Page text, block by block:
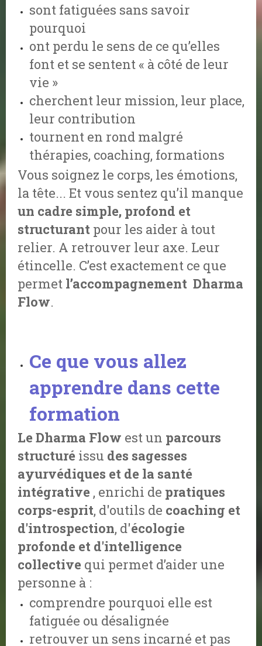
sont fatiguées sans savoir
pourquoi
ont perdu le sens de ce qu’elles
font et se sentent « à côté de leur
vie »
cherchent leur mission, leur place,
leur contribution
tournent en rond malgré
thérapies, coaching, formations
Vous soignez le corps, les émotions,
la tête... Et vous sentez qu’il manque
un cadre simple, profond et
structurant pour les aider à tout
relier. A retrouver leur axe. Leur
étincelle. C’est exactement ce que
permet l’accompagnement Dharma
Flow.
Ce que vous allez
apprendre dans cette
formation
Le Dharma Flow est un parcours
structuré issu des sagesses
ayurvédiques et de la santé
intégrative , enrichi de pratiques
corps-esprit, d'outils de coaching et
d'introspection, d'écologie
profonde et d'intelligence
collective qui permet d’aider une
personne à :
comprendre pourquoi elle est
fatiguée ou désalignée
retrouver un sens incarné et pas